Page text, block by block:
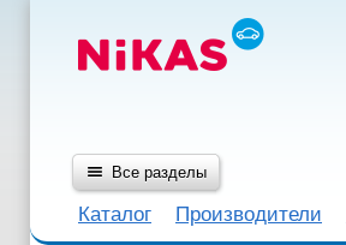
Все разделы
Каталог Производители